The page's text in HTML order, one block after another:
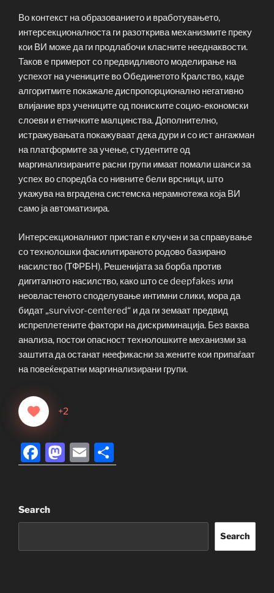
Во контекст на образованието и вработувањето,
интерсекционалноста ги разоткрива механизмите преку
кои ВИ може да ги продлабочи класните нееднаквости.
Таков е примерот со предвидливото моделирање на
успехот на учениците во Обединетото Кралство, каде
алгоритмите покажале диспропорционално негативно
влијание врз учениците од пониските социо-економски
слоеви и етничките малцинства. Дополнително,
истражувањата покажуваат дека дури и со ист ангажман
на платформите за учење, студентите од
маргинализираните расни групи имаат помали шанси за
успех во споредба со нивните бели врсници, што
укажува на вградена системска нерамнотежа која ВИ
само ја автоматизира.
Интерсекционалниот пристап е клучен и за справување
со технолошки фасилитираното родово базирано
насилство (ТФРБН). Решенијата за борба против
дигиталното насилство, како што се deepfakes или
неовластеното споделување интимни слики, мора да
бидат „survivor-centered“ и да ги земаат предвид
испреплетените фактори на дискриминација. Без ваква
анализа, постои опасност технолошките механизми за
заштита да останат неефикасни за жените кои припаѓаат
на повеќекратни маргинализирани групи.
+2
F
a
e
b
o
M
a
d
o
E
m h
Search
Search